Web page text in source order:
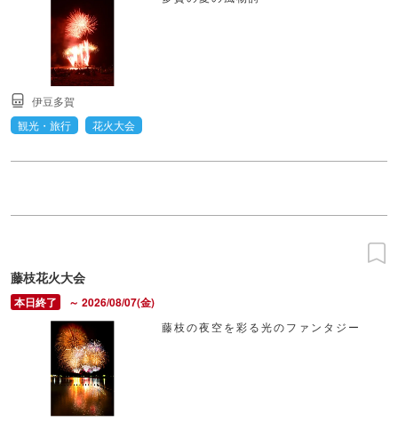
伊豆多賀
観光・旅行
花火大会
藤枝花火大会
～ 2026/08/07(金)
藤枝の夜空を彩る光のファンタジー